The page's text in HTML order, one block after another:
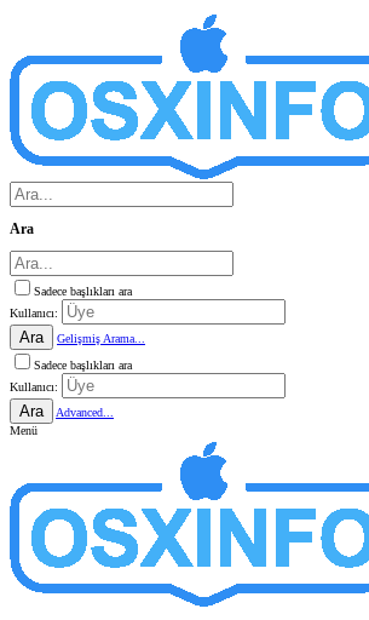
Ara
Sadece başlıkları ara
Kullanıcı:
Ara
Gelişmiş Arama...
Sadece başlıkları ara
Kullanıcı:
Ara
Advanced...
Menü